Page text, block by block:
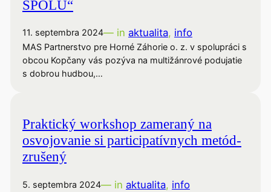
SPOLU“
11. septembra 2024— in aktualita, info
MAS Partnerstvo pre Horné Záhorie o. z. v spolupráci s
obcou Kopčany vás pozýva na multižánrové podujatie
s dobrou hudbou,…
Praktický workshop zameraný na
osvojovanie si participatívnych metód-
zrušený
5. septembra 2024— in aktualita, info